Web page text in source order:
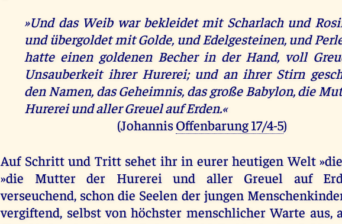
»Und das Weib war bekleidet mit Scharlach und
und übergoldet mit Golde, und Edelgesteinen, und
hatte einen goldenen Becher in der Hand, voll
Unsauberkeit ihrer Hurerei; und an ihrer Stirn
den Namen, das Geheimnis, das große Babylon, die
Hurerei und aller Greuel auf Erden.«
(JohannisOffenbarung 17/4-5)
Auf Schritt und Tritt sehet ihr in eurer heutigen Welt
»die Mutter der Hurerei und aller Greuel auf
verseuchend, schon die Seelen der jungen
vergiftend, selbst von höchster menschlicher Warte aus,